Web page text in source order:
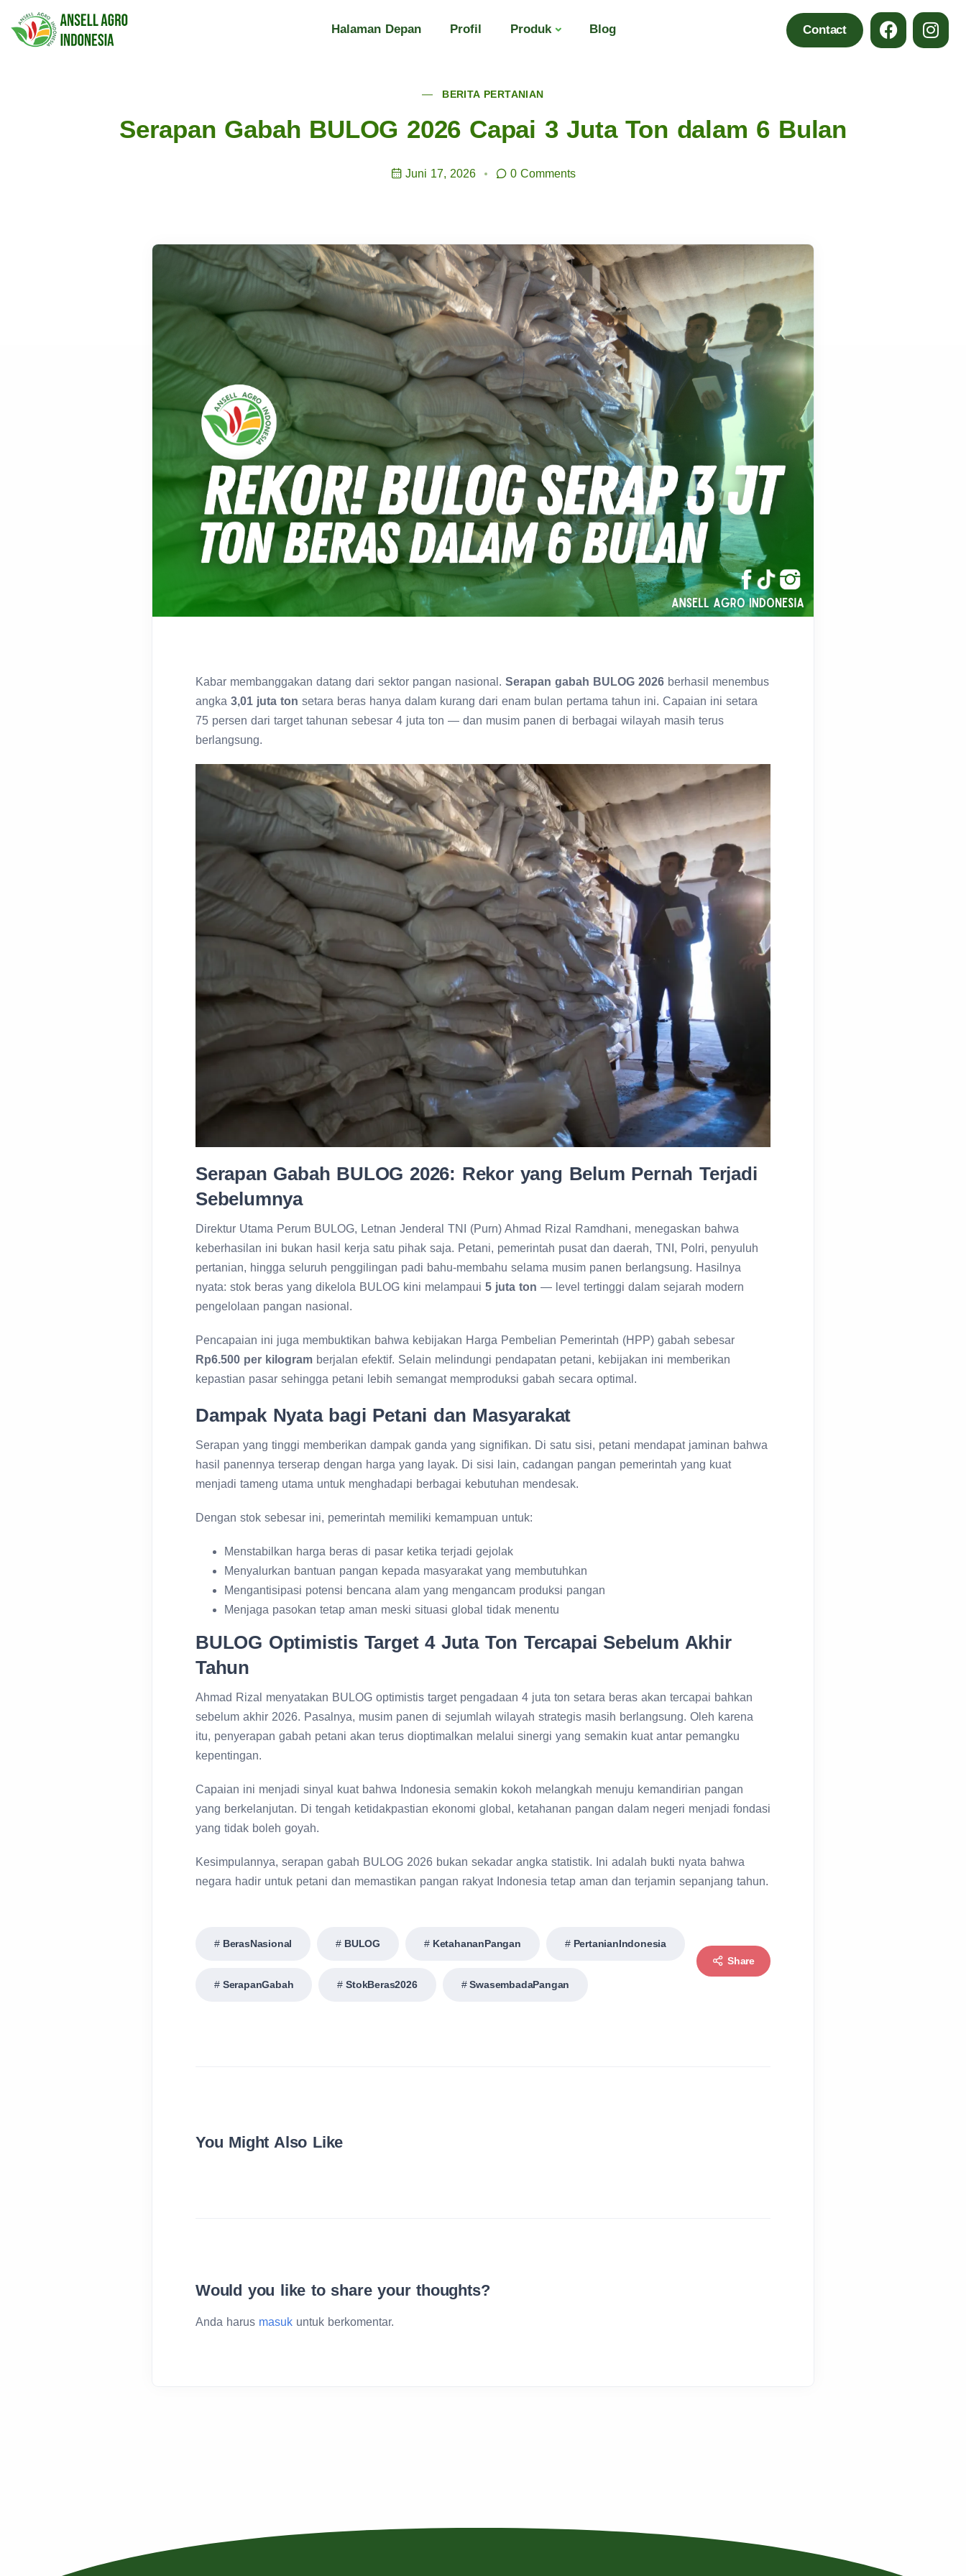
Halaman Depan Profil Produk Blog Contact
BERITA PERTANIAN
Serapan Gabah BULOG 2026 Capai 3 Juta Ton dalam 6 Bulan
Juni 17, 2026 0 Comments
Kabar membanggakan datang dari sektor pangan nasional. Serapan gabah BULOG 2026 berhasil menembus
angka 3,01 juta ton setara beras hanya dalam kurang dari enam bulan pertama tahun ini. Capaian ini setara
75 persen dari target tahunan sebesar 4 juta ton — dan musim panen di berbagai wilayah masih terus
berlangsung.
Serapan Gabah BULOG 2026: Rekor yang Belum Pernah Terjadi
Sebelumnya
Direktur Utama Perum BULOG, Letnan Jenderal TNI (Purn) Ahmad Rizal Ramdhani, menegaskan bahwa
keberhasilan ini bukan hasil kerja satu pihak saja. Petani, pemerintah pusat dan daerah, TNI, Polri, penyuluh
pertanian, hingga seluruh penggilingan padi bahu-membahu selama musim panen berlangsung. Hasilnya
nyata: stok beras yang dikelola BULOG kini melampaui 5 juta ton — level tertinggi dalam sejarah modern
pengelolaan pangan nasional.
Pencapaian ini juga membuktikan bahwa kebijakan Harga Pembelian Pemerintah (HPP) gabah sebesar
Rp6.500 per kilogram berjalan efektif. Selain melindungi pendapatan petani, kebijakan ini memberikan
kepastian pasar sehingga petani lebih semangat memproduksi gabah secara optimal.
Dampak Nyata bagi Petani dan Masyarakat
Serapan yang tinggi memberikan dampak ganda yang signifikan. Di satu sisi, petani mendapat jaminan bahwa
hasil panennya terserap dengan harga yang layak. Di sisi lain, cadangan pangan pemerintah yang kuat
menjadi tameng utama untuk menghadapi berbagai kebutuhan mendesak.
Dengan stok sebesar ini, pemerintah memiliki kemampuan untuk:
Menstabilkan harga beras di pasar ketika terjadi gejolak
Menyalurkan bantuan pangan kepada masyarakat yang membutuhkan
Mengantisipasi potensi bencana alam yang mengancam produksi pangan
Menjaga pasokan tetap aman meski situasi global tidak menentu
BULOG Optimistis Target 4 Juta Ton Tercapai Sebelum Akhir
Tahun
Ahmad Rizal menyatakan BULOG optimistis target pengadaan 4 juta ton setara beras akan tercapai bahkan
sebelum akhir 2026. Pasalnya, musim panen di sejumlah wilayah strategis masih berlangsung. Oleh karena
itu, penyerapan gabah petani akan terus dioptimalkan melalui sinergi yang semakin kuat antar pemangku
kepentingan.
Capaian ini menjadi sinyal kuat bahwa Indonesia semakin kokoh melangkah menuju kemandirian pangan
yang berkelanjutan. Di tengah ketidakpastian ekonomi global, ketahanan pangan dalam negeri menjadi fondasi
yang tidak boleh goyah.
Kesimpulannya, serapan gabah BULOG 2026 bukan sekadar angka statistik. Ini adalah bukti nyata bahwa
negara hadir untuk petani dan memastikan pangan rakyat Indonesia tetap aman dan terjamin sepanjang tahun.
BerasNasional BULOG KetahananPangan PertanianIndonesia
SerapanGabah StokBeras2026 SwasembadaPangan
Share
You Might Also Like
Would you like to share your thoughts?
Anda harus masuk untuk berkomentar.